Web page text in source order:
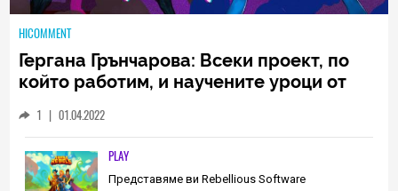
HICOMMENT
Гергана Грънчарова: Всеки проект, по
който работим, и научените уроци от
трябва да извървим като екип
1 | 01.04.2022
PLAY
Представяме ви Rebellious Software